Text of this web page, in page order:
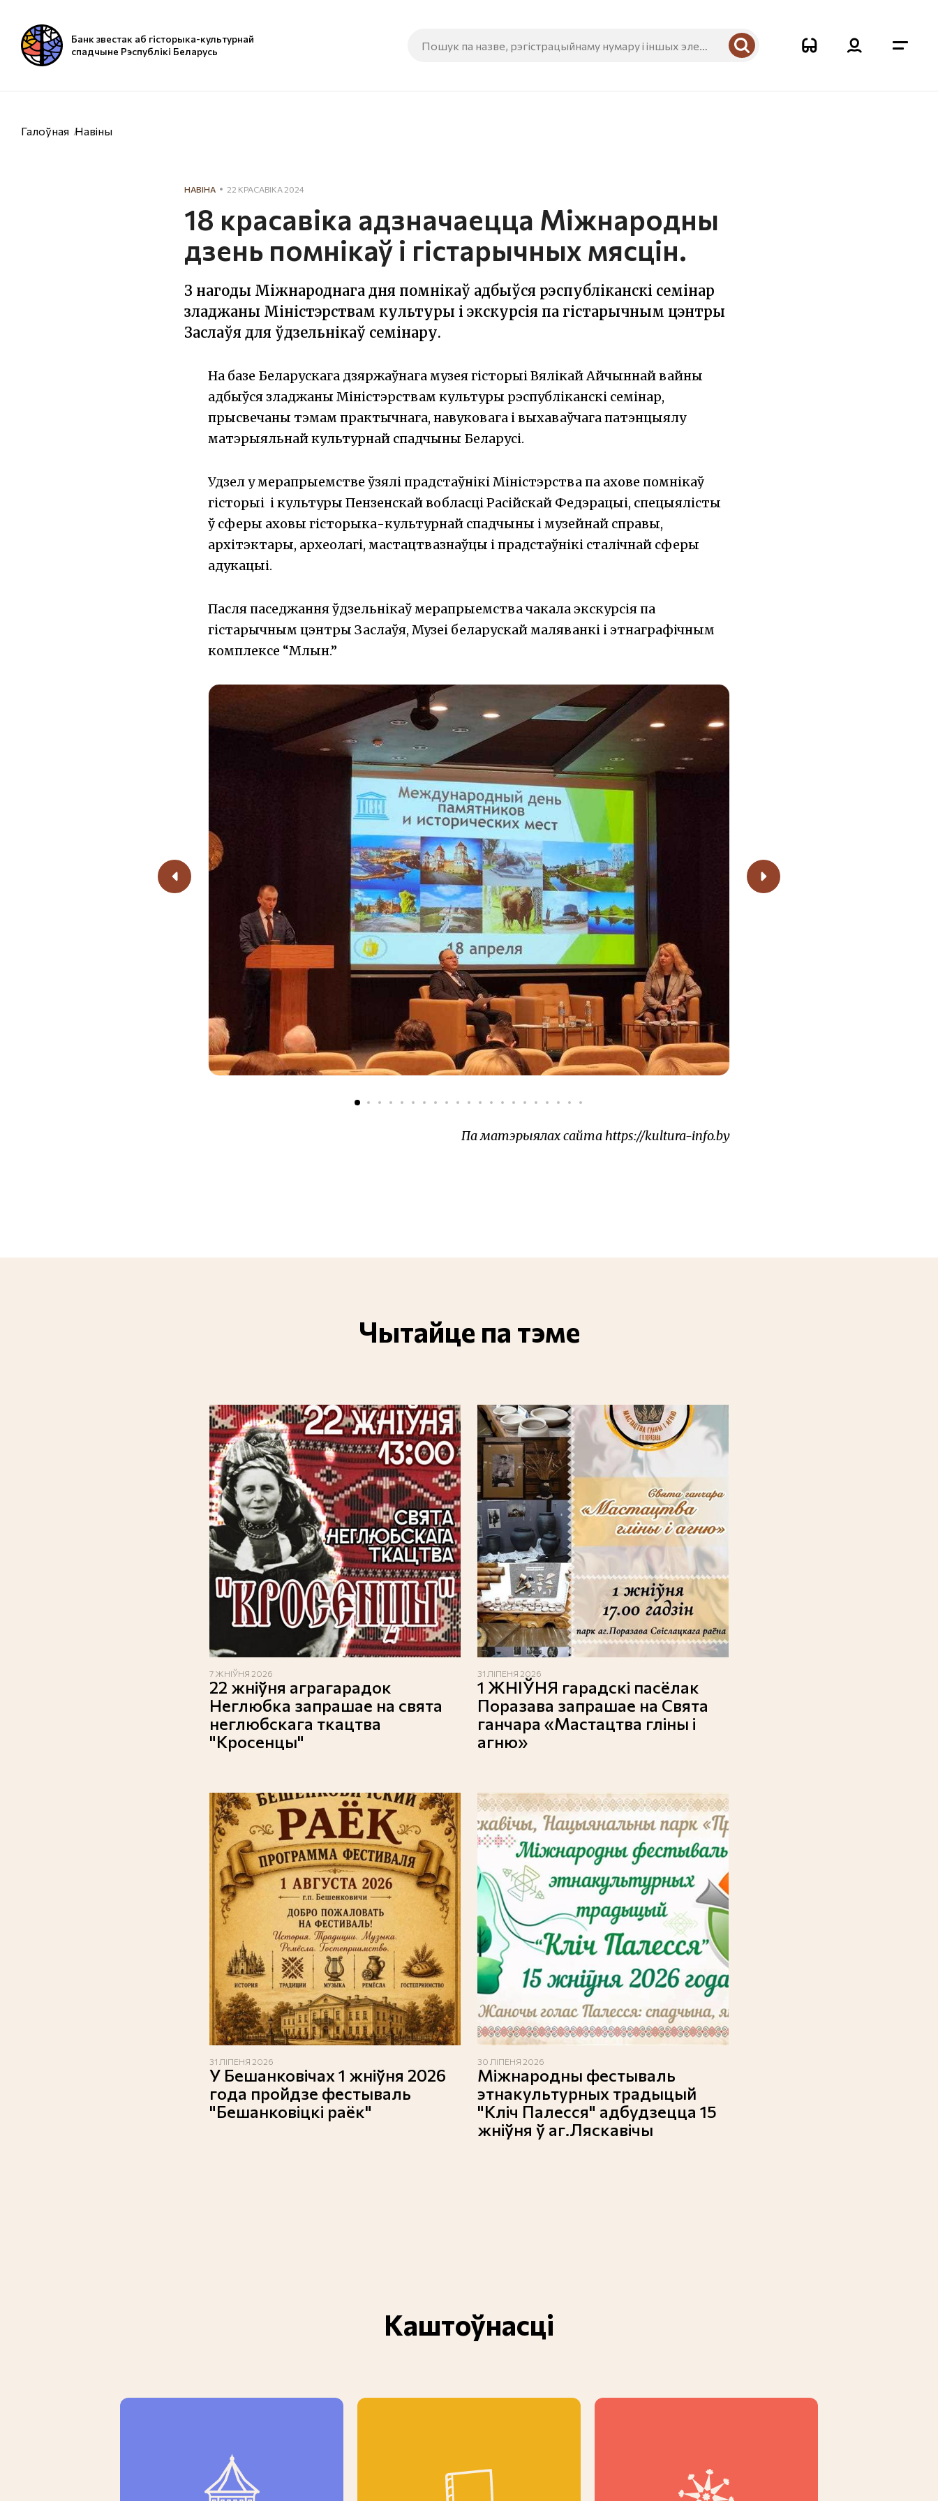
Банк звестак аб гісторыка-культурнай
спадчыне Рэспублікі Беларусь
Галоўная Навіны
НАВІНА 22 КРАСАВІКА 2024
18 красавіка адзначаецца Міжнародны
дзень помнікаў і гістарычных мясцін.
З нагоды Міжнароднага дня помнікаў адбыўся рэспубліканскі семінар
зладжаны Міністэрствам культуры і экскурсія па гістарычным цэнтры
Заслаўя для ўдзельнікаў семінару.
На базе Беларускага дзяржаўнага музея гісторыі Вялікай Айчыннай вайны
адбыўся зладжаны Міністэрствам культуры рэспубліканскі семінар,
прысвечаны тэмам практычнага, навуковага і выхаваўчага патэнцыялу
матэрыяльнай культурнай спадчыны Беларусі.
Удзел у мерапрыемстве ўзялі прадстаўнікі Міністэрства па ахове помнікаў
гісторыі і культуры Пензенскай вобласці Расійскай Федэрацыі, спецыялісты
ў сферы аховы гісторыка-культурнай спадчыны і музейнай справы,
архітэктары, археолагі, мастацтвазнаўцы і прадстаўнікі сталічнай сферы
адукацыі.
Пасля паседжання ўдзельнікаў мерапрыемства чакала экскурсія па
гістарычным цэнтры Заслаўя, Музеі беларускай маляванкі і этнаграфічным
комплексе “Млын.”
Па матэрыялах сайта https://kultura-info.by
Чытайце па тэме
7 ЖНІЎНЯ 2026
22 жніўня аграгарадок
Неглюбка запрашае на свята
неглюбскага ткацтва
"Кросенцы"
31 ЛІПЕНЯ 2026
1 ЖНІЎНЯ гарадскі пасёлак
Поразава запрашае на Свята
ганчара «Мастацтва гліны і
агню»
31 ЛІПЕНЯ 2026
У Бешанковічах 1 жніўня 2026
года пройдзе фестываль
"Бешанковіцкі раёк"
30 ЛІПЕНЯ 2026
Міжнародны фестываль
этнакультурных традыцый
"Кліч Палесся" адбудзецца 15
жніўня ў аг.Ляскавічы
Каштоўнасці